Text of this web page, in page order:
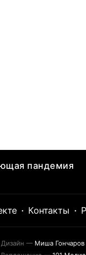
пандемия
· Контакты ·
Дизайн — Миша Гончаров